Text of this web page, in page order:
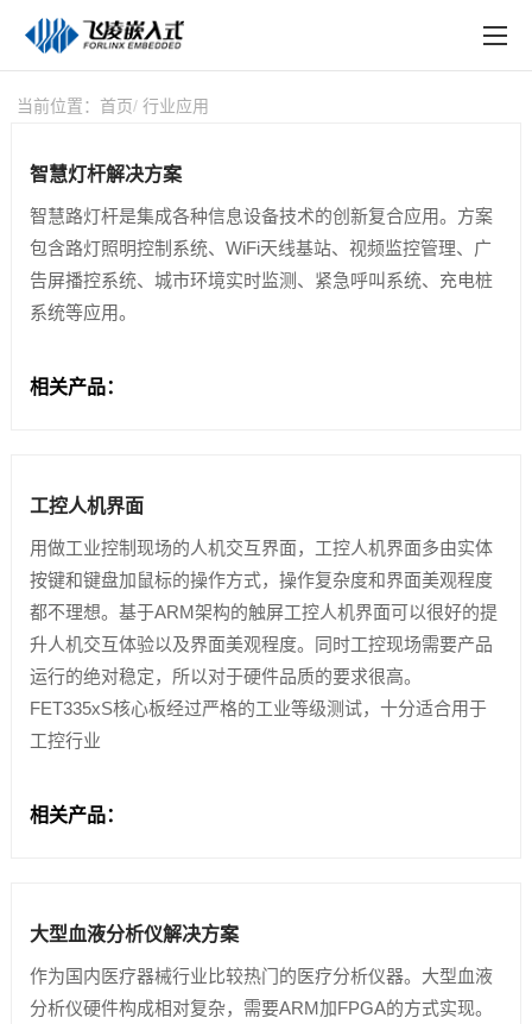
产品中心
技术与支持
在线文档
方案定制
技术论坛
在线购买
当前位置： 首页 行业应用
智慧灯杆解决方案
智慧路灯杆是集成各种信息设备技术的创新复合应用。方案
包含路灯照明控制系统、WiFi天线基站、视频监控管理、广
告屏播控系统、城市环境实时监测、紧急呼叫系统、充电桩
系统等应用。
相关产品：
工控人机界面
用做工业控制现场的人机交互界面，工控人机界面多由实体
按键和键盘加鼠标的操作方式，操作复杂度和界面美观程度
都不理想。基于ARM架构的触屏工控人机界面可以很好的提
升人机交互体验以及界面美观程度。同时工控现场需要产品
运行的绝对稳定，所以对于硬件品质的要求很高。
FET335xS核心板经过严格的工业等级测试，十分适合用于
工控行业
相关产品：
大型血液分析仪解决方案
作为国内医疗器械行业比较热门的医疗分析仪器。大型血液
分析仪硬件构成相对复杂，需要ARM加FPGA的方式实现。